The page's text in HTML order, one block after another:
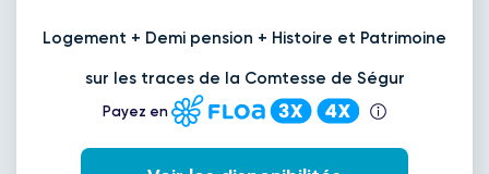
Logement + Demi pension + Histoire et Patrimoine
sur les traces de la Comtesse de Ségur
Payez en